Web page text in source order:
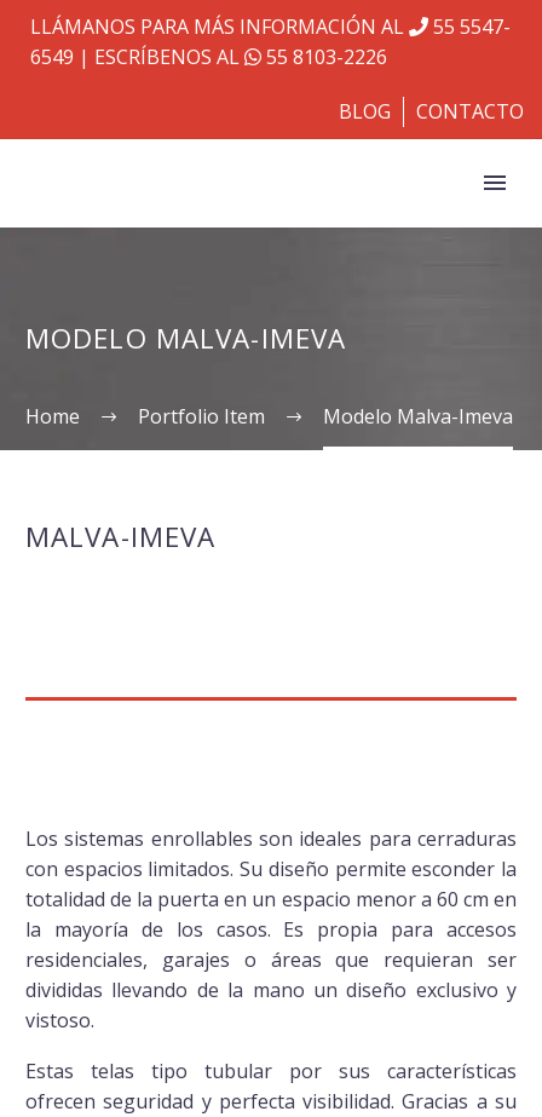
LLÁMANOS PARA MÁS INFORMACIÓN AL
55 5547-
6549 | ESCRÍBENOS AL 55 8103-2226
BLOG CONTACTO
MODELO MALVA-IMEVA
Home Portfolio Item Modelo Malva-Imeva
MALVA-IMEVA
Los sistemas enrollables son ideales para cerraduras
con espacios limitados. Su diseño permite esconder la
totalidad de la puerta en un espacio menor a 60 cm en
la mayoría de los casos. Es propia para accesos
residenciales, garajes o áreas que requieran ser
divididas llevando de la mano un diseño exclusivo y
vistoso.
Estas telas tipo tubular por sus características
ofrecen seguridad y perfecta visibilidad. Gracias a su